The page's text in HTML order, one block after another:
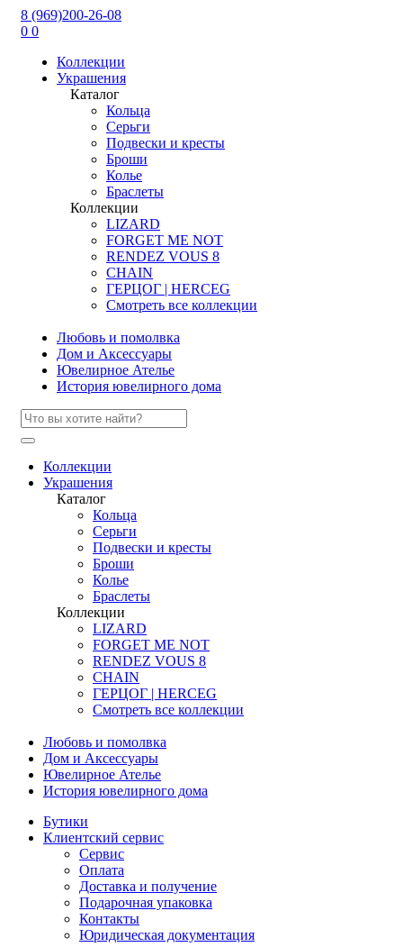
8 (969)200-26-08
0 0
Коллекции
Украшения
Каталог
Кольца
Серьги
Подвески и кресты
Броши
Колье
Браслеты
Коллекции
LIZARD
FORGET ME NOT
RENDEZ VOUS 8
CHAIN
ГЕРЦОГ | HERCEG
Смотреть все коллекции
Любовь и помолвка
Дом и Аксессуары
Ювелирное Ателье
История ювелирного дома
Коллекции
Украшения
Каталог
Кольца
Серьги
Подвески и кресты
Броши
Колье
Браслеты
Коллекции
LIZARD
FORGET ME NOT
RENDEZ VOUS 8
CHAIN
ГЕРЦОГ | HERCEG
Смотреть все коллекции
Любовь и помолвка
Дом и Аксессуары
Ювелирное Ателье
История ювелирного дома
Бутики
Клиентский сервис
Сервис
Оплата
Доставка и получение
Подарочная упаковка
Контакты
Юридическая документация